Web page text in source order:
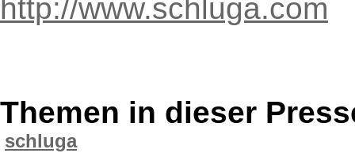
http://www.schluga.com
Themen in dieser
schluga